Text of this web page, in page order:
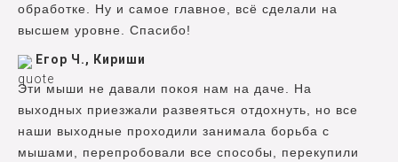
обработке. Ну и самое главное, всё сделали на
высшем уровне. Спасибо!
Егор Ч., Кириши
Эти мыши не давали покоя нам на даче. На
выходных приезжали развеяться отдохнуть, но все
наши выходные проходили занимала борьба с
мышами, перепробовали все способы, перекупили